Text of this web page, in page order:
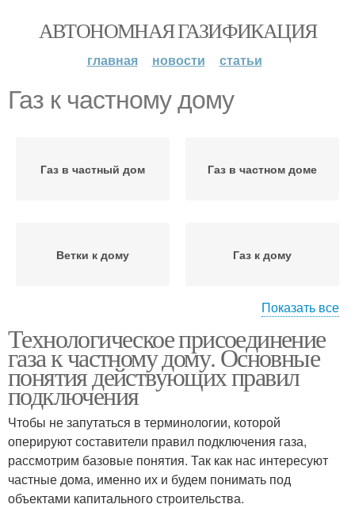
АВТОНОМНАЯ ГАЗИФИКАЦИЯ
главная новости статьи
Газ к частному дому
Газ в частный дом Газ в частном доме
Ветки к дому Газ к дому
Газ к загородному дому
Показать все
Технологическое присоединение
газа к частному дому. Основные
понятия действующих правил
подключения
Чтобы не запутаться в терминологии, которой
оперируют составители правил подключения газа,
рассмотрим базовые понятия. Так как нас интересуют
частные дома, именно их и будем понимать под
объектами капитального строительства.